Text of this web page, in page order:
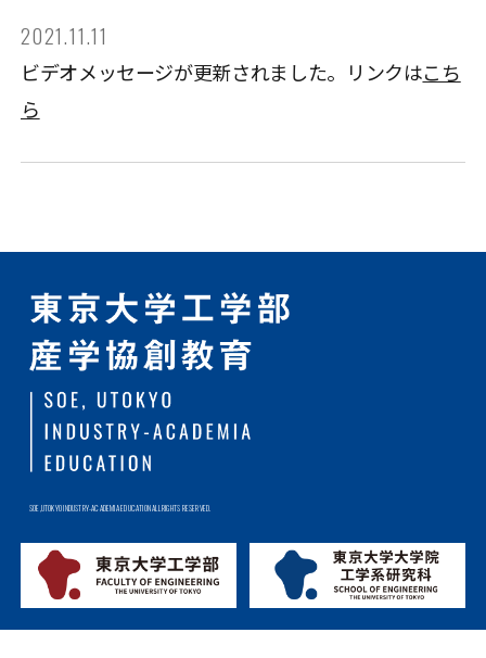
2021.11.11
ビデオメッセージが更新されました。リンクはこち
ら
SOE,UTOKYO INDUSTRY-ACADEMIA EDUCATION ALL RIGHTS RESERVED.